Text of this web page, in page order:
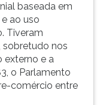
baseada em
ao uso
Tiveram
sobretudo nos
externo e a
o Parlamento
comércio entre